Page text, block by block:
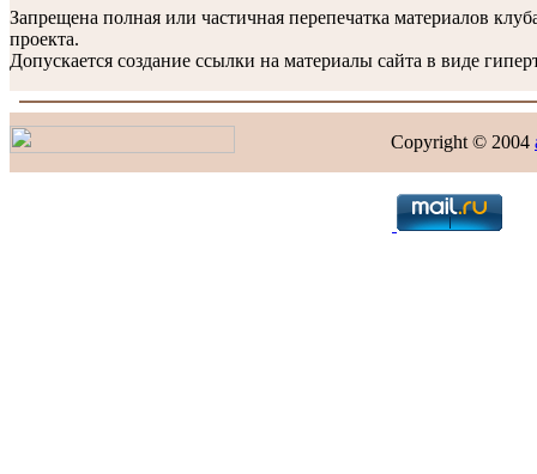
Запрещена полная или частичная перепечатка материалов
проекта.
Допускается создание ссылки на материалы сайта в виде
Copyright © 2004